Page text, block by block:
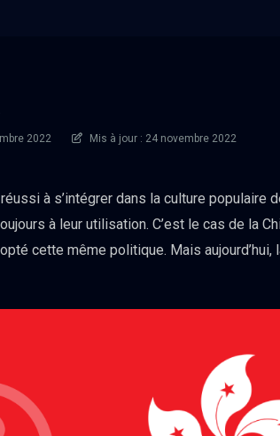
2022 Mis à jour : 24 novembre 2022
à s’intégrer dans la culture populaire
à leur utilisation. C’est le cas de la
cette même politique. Mais